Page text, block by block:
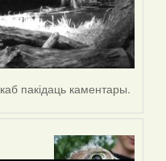
каб пакідаць каментары.